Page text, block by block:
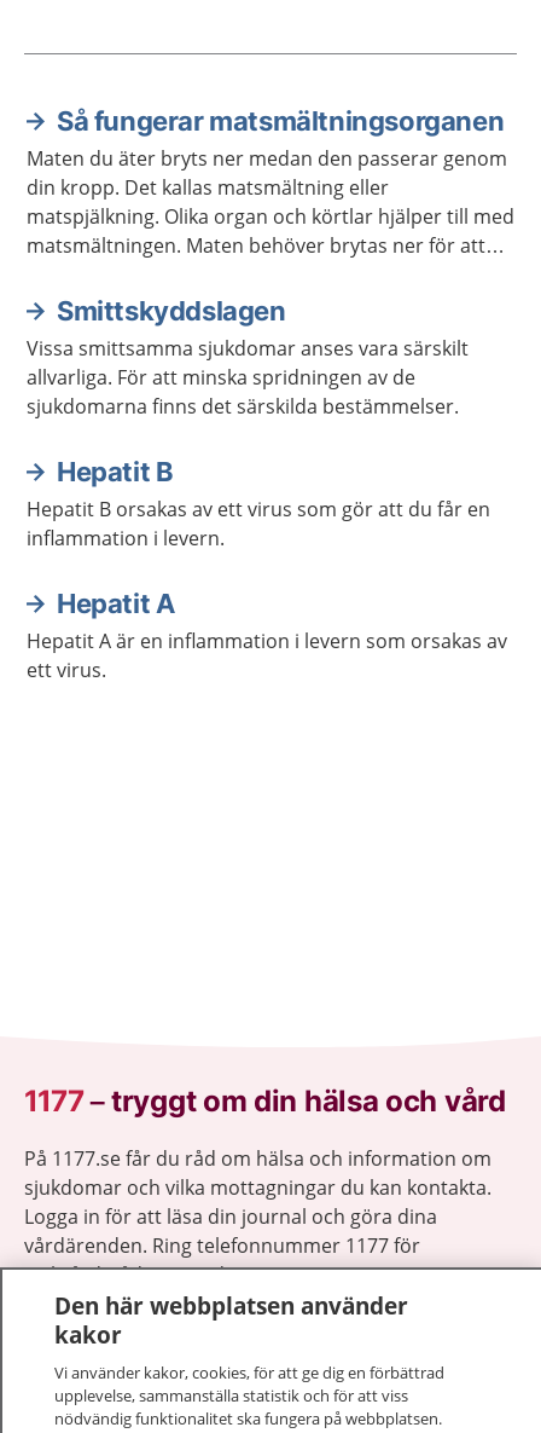
Aktuella artiklar
Så fungerar matsmältningsorganen
Maten du äter bryts ner medan den passerar genom
din kropp. Det kallas matsmältning eller
matspjälkning. Olika organ och körtlar hjälper till med
matsmältningen. Maten behöver brytas ner för att
innehåller.
Smittskyddslagen
Vissa smittsamma sjukdomar anses vara särskilt
allvarliga. För att minska spridningen av de
sjukdomarna finns det särskilda bestämmelser.
Hepatit B
Hepatit B orsakas av ett virus som gör att du får en
inflammation i levern.
Hepatit A
Hepatit A är en inflammation i levern som orsakas av
ett virus.
1177–tryggt om din hälsa och vård
På 1177.se får du råd om hälsa och information om
sjukdomar och vilka mottagningar du kan kontakta.
Logga in för att läsa din journal och göra dina
vårdärenden. Ring telefonnummer 1177 för
sjukvårdsrådgivning dygnet runt.
1177 ger dig råd när du vill må bättre.
Den här webbplatsen använder
kakor
Vi använder kakor, cookies, för att ge dig en förbättrad
upplevelse, sammanställa statistik och för att viss
nödvändig funktionalitet ska fungera på webbplatsen.